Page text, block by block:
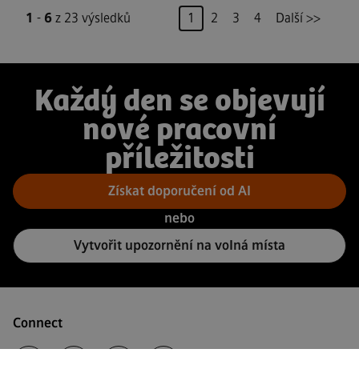
1 - 6 z 23 výsledků Stránka
1 2 3 4 Další >>
Každý den se objevují
nové pracovní
příležitosti
Získat doporučení od AI
nebo
Vytvořit upozornění na volná místa
Connect